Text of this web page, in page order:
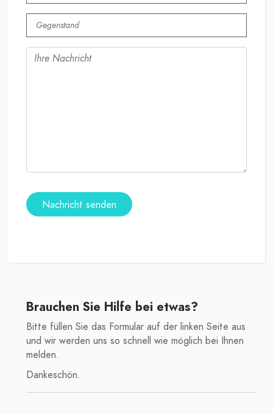
Nachricht senden
Brauchen Sie Hilfe bei etwas?
Bitte füllen Sie das Formular auf der linken Seite aus
und wir werden uns so schnell wie möglich bei Ihnen
melden.
Dankeschön.